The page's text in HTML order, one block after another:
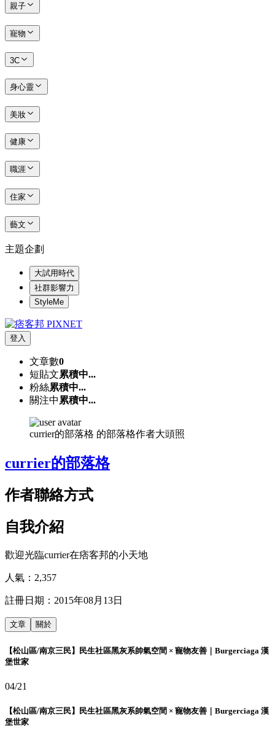
親子
寵物
3C
身心靈
美妝
健康
職涯
住家
藝文
主題企劃
大試用時代
社群影響力
StyleMe
登入
文章數0
短貼文累積中...
粉絲累積中...
關注中 累積中...
currier的部落格 的部落格作者大頭照
currier的部落格
作者聯絡方式
自我介紹
歡迎光臨currier在痞客邦的小天地
人氣： 2,357
註冊日期： 2015年08月13日
文章 關於
【松山區/南京三民】民生社區黑灰系帥氣空間 × 寵物友善｜Burgerciaga 漢
堡世家
04/21
【松山區/南京三民】民生社區黑灰系帥氣空間 × 寵物友善｜Burgerciaga 漢
堡世家